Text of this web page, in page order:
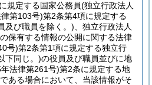
規定する国家公務員(独立行政法人
第103号)第2条第4項に規定する
及び職員を除く。) 、独立行政法人
保有する情報の公開に関する法律
号)第2条第1項に規定する独立行
下同じ。)の役員及び職員並びに地
法律第261号)第2条に規定する地
である場合において、当該情報がそ